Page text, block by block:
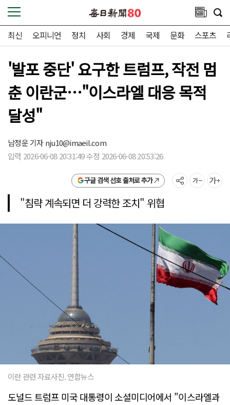
최신 오피니언 정치 사회 경제 국제 문화 스포츠
'발포 중단' 요구한 트럼프, 작전 멈
춘 이란군…"이스라엘 대응 목적
달성"
남정운 기자nju10@imaeil.com
입력 2026-06-08 20:31:49 수정 2026-06-08 20:53:26
구글 검색 선호 출처로 추가
"침략 계속되면 더 강력한 조치" 위협
이란 관련 자료사진. 연합뉴스
도널드 트럼프 미국 대통령이 소셜미디어에서 "이스라엘과